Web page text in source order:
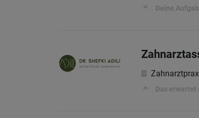
Deine
Das erwartet